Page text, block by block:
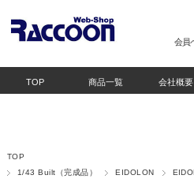
会員
TOP 商品一覧 会社概要
TOP
1/43 Built（完成品）
EIDOLON